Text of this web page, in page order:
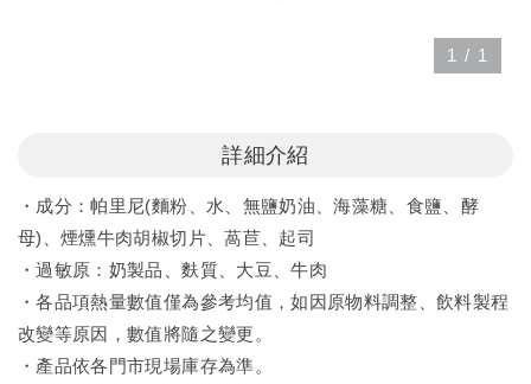
1 / 1
詳細介紹
・成分：帕里尼(麵粉、水、無鹽奶油、海藻糖、食鹽、酵
母)、煙燻牛肉胡椒切片、萵苣、起司
・過敏原：奶製品、麩質、大豆、牛肉
・各品項熱量數值僅為參考均值，如因原物料調整、飲料製程
改變等原因，數值將隨之變更。
・產品依各門市現場庫存為準。